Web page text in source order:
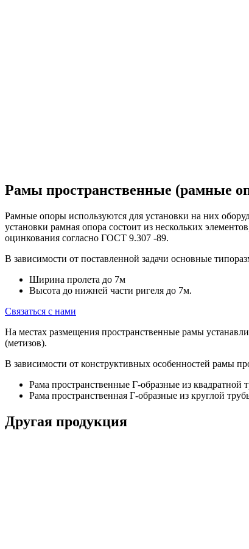
Рамы пространственные (рамные
Рамные опоры используются для установки на них
установки рамная опора состоит из нескольких
оцинкования согласно ГОСТ 9.307 -89.
В зависимости от поставленной задачи основные
Ширина пролета до 7м
Высота до нижней части ригеля до 7м.
Связаться с нами
На местах размещения пространственные рамы
(метизов).
В зависимости от конструктивных особенностей рамы
Рама пространственные Г-образные из квадратной
Рама пространственная Г-образные из круглой
Другая продукция